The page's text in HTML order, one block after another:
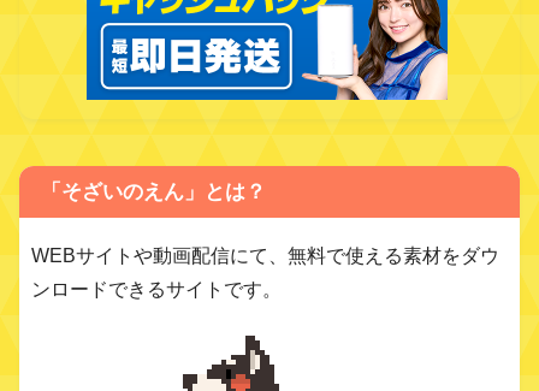
「そざいのえん」とは？
WEBサイトや動画配信にて、無料で使える素材をダウ
ンロードできるサイトです。